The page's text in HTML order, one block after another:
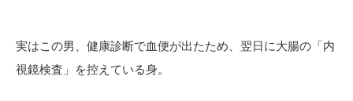
実はこの男、健康診断で血便が出たため、翌日に大腸の「内
視鏡検査」を控えている身。